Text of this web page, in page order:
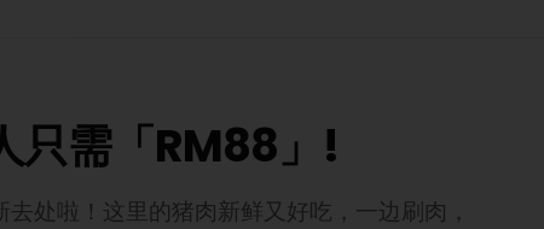
只需「RM88」!
处啦！这里的猪肉新鲜又好吃，一边刷肉，